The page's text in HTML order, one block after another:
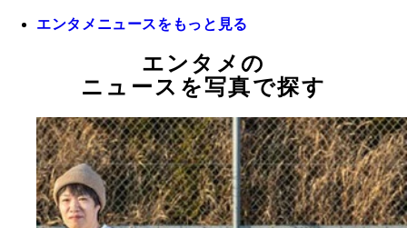
エンタメニュースをもっと見る
エンタメの
ニュースを写真で探す